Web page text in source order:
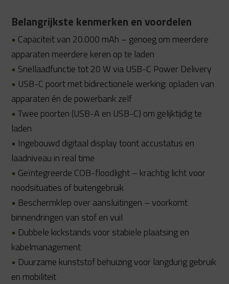
Belangrijkste kenmerken en voordelen
• Capaciteit van 20.000 mAh – genoeg om meerdere
apparaten meerdere keren op te laden
• Snellaadfunctie tot 20 W via USB-C Power Delivery
• USB-C poort met bidirectionele werking: opladen van
apparaten én de powerbank zelf
• Twee poorten (USB-A en USB-C) om gelijktijdig te
laden
• Ingebouwd digitaal display toont accustatus en
laadniveau in real time
• Geïntegreerde COB-floodlight – krachtig licht voor
noodsituaties of buitengebruik
• Beschermklep over aansluitingen – voorkomt
binnendringen van stof en vuil
• Dubbele kickstands voor stabiele plaatsing en
kabelmanagement
• Duurzame kunststof behuizing voor langdurig gebruik
en mobiliteit